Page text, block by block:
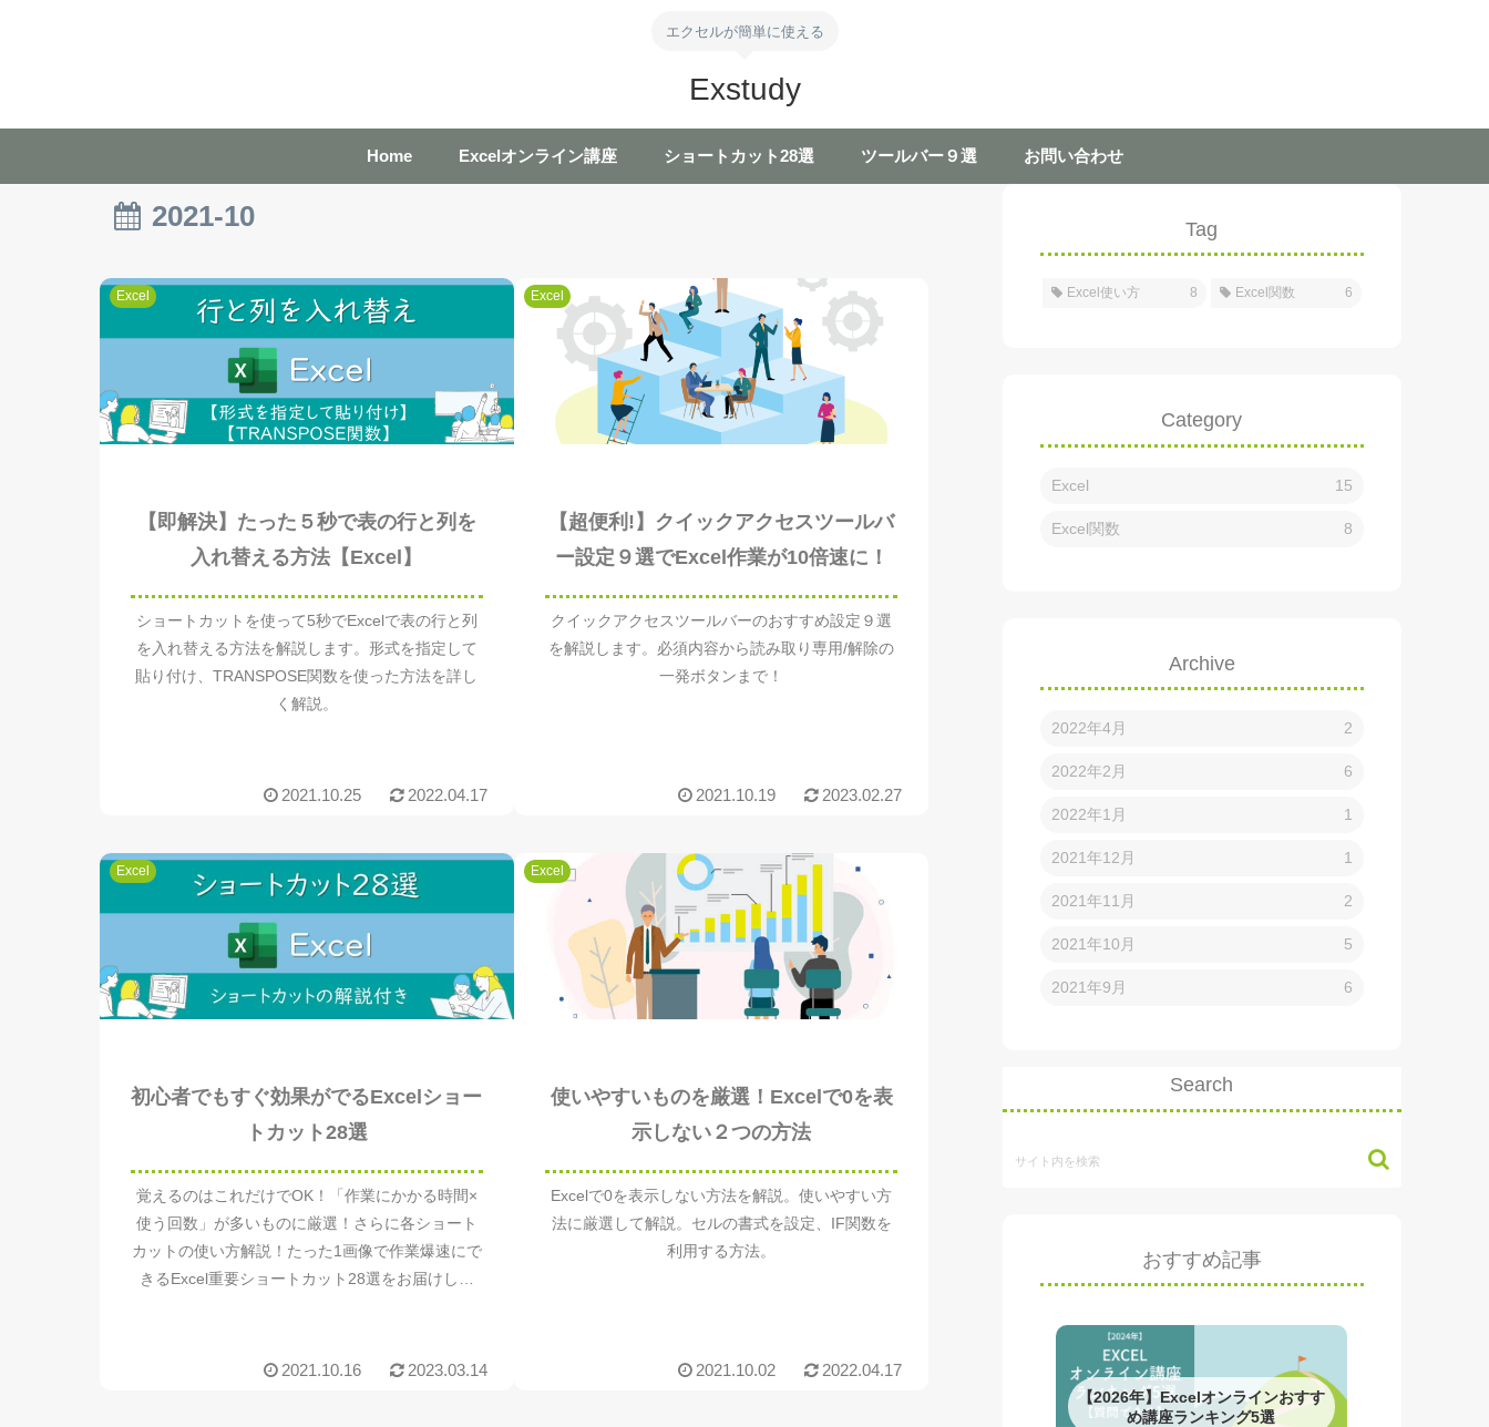
エクセルが簡単に使える
Exstudy
Home Excelオンライン講座 ショートカット28選 ツールバー９選 お問い合わせ
2021-10
Excel
【即解決】たった５秒で表の行と列を
入れ替える方法【Excel】
ショートカットを使って5秒でExcelで表の行と列
を入れ替える方法を解説します。形式を指定して
貼り付け、TRANSPOSE関数を使った方法を詳し
く解説。
2021.10.25 2022.04.17
Excel
【超便利!】クイックアクセスツールバ
ー設定９選でExcel作業が10倍速に！
クイックアクセスツールバーのおすすめ設定９選
を解説します。必須内容から読み取り専用/解除の
一発ボタンまで！
2021.10.19 2023.02.27
Excel
初心者でもすぐ効果がでるExcelショー
トカット28選
覚えるのはこれだけでOK！「作業にかかる時間×
使う回数」が多いものに厳選！さらに各ショート
カットの使い方解説！たった1画像で作業爆速にで
きるExcel重要ショートカット28選をお届けしま
2021.10.16 2023.03.14
Excel
使いやすいものを厳選！Excelで0を表
示しない２つの方法
Excelで0を表示しない方法を解説。使いやすい方
法に厳選して解説。セルの書式を設定、IF関数を
利用する方法。
2021.10.02 2022.04.17
Tag
Excel使い方 8 Excel関数 6
Category
Excel 15
Excel関数 8
Archive
2022年4月 2
2022年2月 6
2022年1月 1
2021年12月 1
2021年11月 2
2021年10月 5
2021年9月 6
Search
おすすめ記事
【2026年】Excelオンラインおすす
め講座ランキング5選